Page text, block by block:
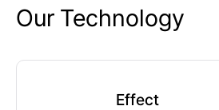
Our Technology
Effect